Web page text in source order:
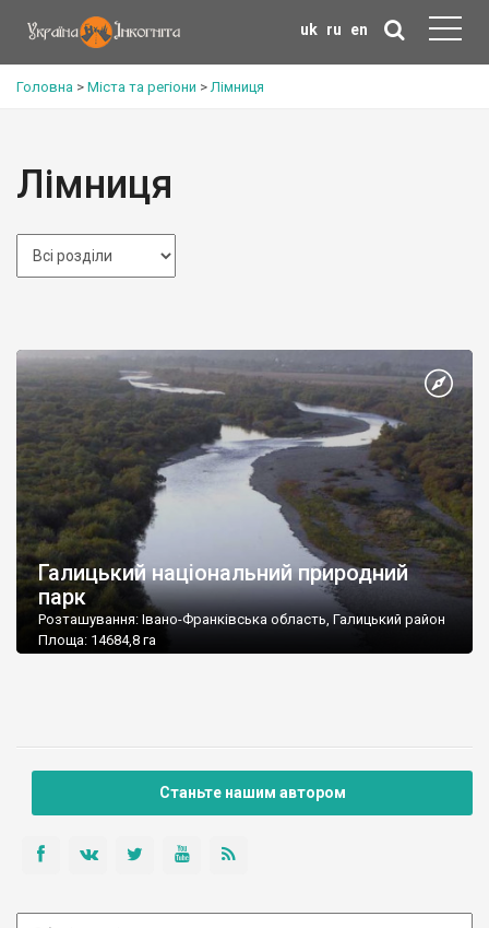
uk ru en
Головна > Міста та регіони >Лімниця
Лімниця
Галицький національний природний
парк
Розташування: Івано-Франківська область, Галицький район
Площа: 14684,8 га
Тел./Факс: (03431) 22-113
Станьте нашим автором